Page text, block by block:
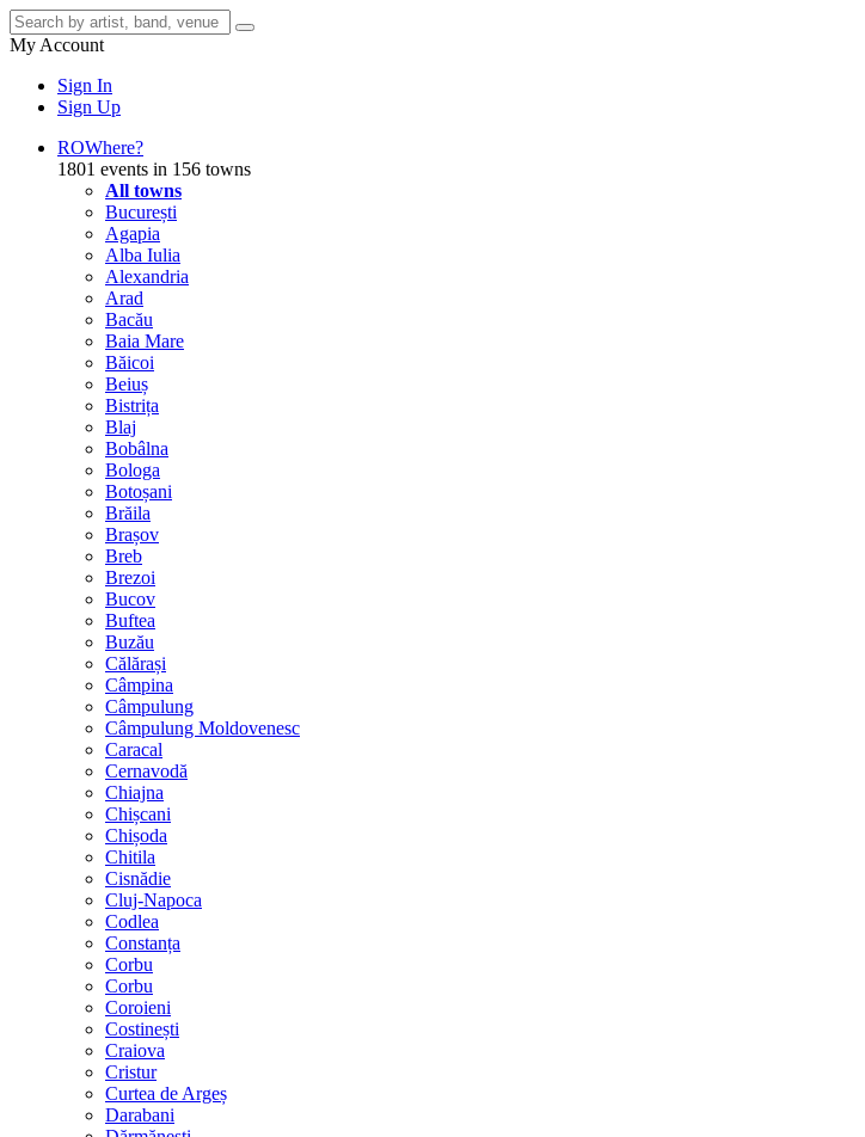
My Account
Sign In
Sign Up
ROWhere?
1801 events in 156 towns
All towns
București
Agapia
Alba Iulia
Alexandria
Arad
Bacău
Baia Mare
Băicoi
Beiuș
Bistrița
Blaj
Bobâlna
Bologa
Botoșani
Brăila
Brașov
Breb
Brezoi
Bucov
Buftea
Buzău
Călărași
Câmpina
Câmpulung
Câmpulung Moldovenesc
Caracal
Cernavodă
Chiajna
Chișcani
Chișoda
Chitila
Cisnădie
Cluj-Napoca
Codlea
Constanța
Corbu
Corbu
Coroieni
Costinești
Craiova
Cristur
Curtea de Argeș
Darabani